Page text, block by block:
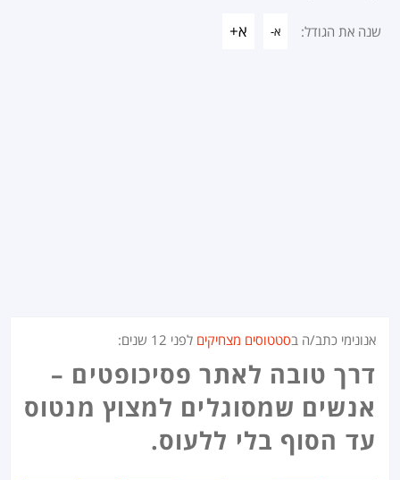
שנה את הגודל: א- א+
אנונימי כתב/ה בסטטוסים מצחיקים לפני 12 שנים :
דרך טובה לאתר פסיכופטים –
אנשים שמסוגלים למצוץ מנטוס
עד הסוף בלי ללעוס.